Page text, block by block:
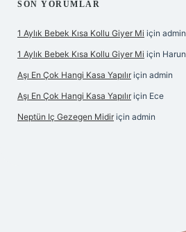
SON YORUMLAR
1 Aylık Bebek Kısa Kollu Giyer Mi için admin
1 Aylık Bebek Kısa Kollu Giyer Mi için Harun
Aşı En Çok Hangi Kasa Yapılır için admin
Aşı En Çok Hangi Kasa Yapılır için Ece
Neptün Iç Gezegen Midir için admin